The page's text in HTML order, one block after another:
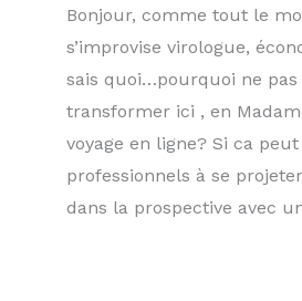
Bonjour, comme tout le
s’improvise virologue,
sais quoi…pourquoi ne pas
transformer ici , en
voyage en ligne? Si ca
professionnels à se
dans la prospective avec